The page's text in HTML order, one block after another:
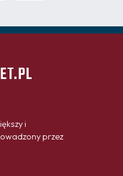
i
przez